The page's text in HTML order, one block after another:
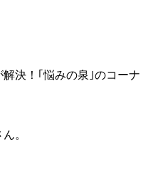
決！｢悩みの泉｣のコーナ
。